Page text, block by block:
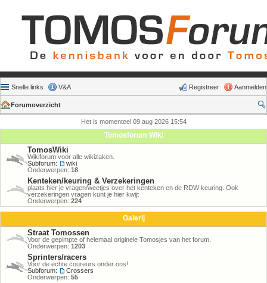
Snelle links V&A Aanmelden
Registreer
Forumoverzicht
Het is momenteel 09 aug 2026 15:54
Tomosforum Wiki
TomosWiki
Wikiforum voor alle wikizaken.
Subforum:
wiki
Onderwerpen: 18
Kenteken/keuring & Verzekeringen
plaats hier je vragen/weetjes over het kenteken en de RDW keuring. Ook
verzekeringen vragen kunt je hier kwijt
Onderwerpen: 224
Galerij
Straat Tomossen
Voor de gepimpte of helemaal originele Tomosjes van het forum.
Onderwerpen: 1203
Sprinters/racers
Voor de echte coureurs onder ons!
Subforum:
Crossers
Onderwerpen: 55